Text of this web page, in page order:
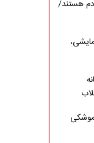
هستند/